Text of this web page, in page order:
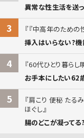
異常な性生活を送
3
『中高年のための
挿入はいらない?機
4
60代ひとり暮らし
お手本にしたい62
5
肩こり 便秘 たる
ほぐし
腸のどこが凝ってる